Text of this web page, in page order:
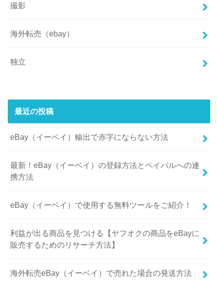
撮影
海外転売（ebay）
独立
最近の投稿
eBay（イーベイ）輸出で赤字にならない方法
最新！eBay（イーベイ）の登録方法とペイパルへの連
携方法
eBay（イーベイ）で使用する無料ツールをご紹介！
利益が出る商品を見つける【ヤフオクの商品をeBayに
販売するためのリサーチ方法】
海外転売eBay（イーベイ）で売れた場合の発送方法